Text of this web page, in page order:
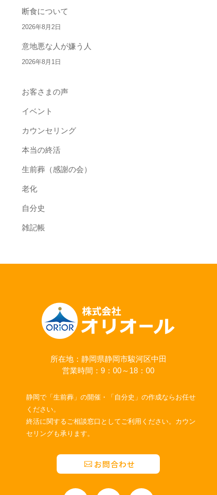
断食について
2026年8月2日
意地悪な人が嫌う人
2026年8月1日
お客さまの声
イベント
カウンセリング
本当の終活
生前葬（感謝の会）
老化
自分史
雑記帳
所在地：静岡県静岡市駿河区中田
営業時間：9：00～18：00
静岡で「生前葬」の開催・「自分史」の作成ならお任せ
ください。
終活に関するご相談窓口としてご利用ください。カウン
セリングも承ります。
お問合わせ